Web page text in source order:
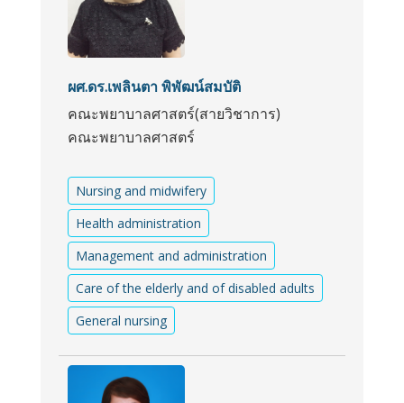
ผศ.ดร.เพลินตา พิพัฒน์สมบัติ
คณะพยาบาลศาสตร์(สายวิชาการ)
คณะพยาบาลศาสตร์
Nursing and midwifery
Health administration
Management and administration
Care of the elderly and of disabled adults
General nursing